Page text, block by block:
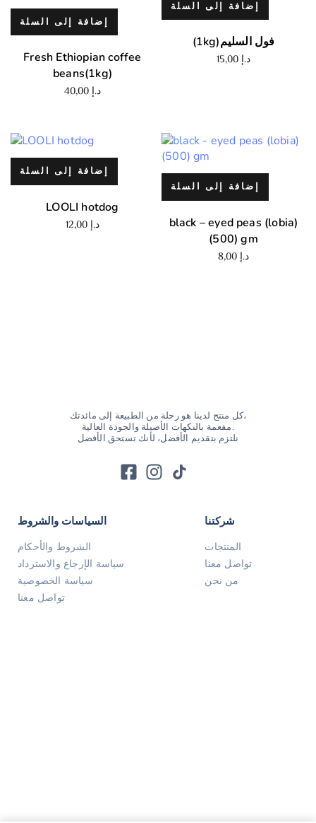
إضافة إلى السلة
Fresh Ethiopian coffee
beans(1kg)
40,00د.إ
إضافة إلى السلة
(1kg)فول السليم
15,00د.إ
إضافة إلى السلة
LOOLI hotdog
12,00د.إ
إضافة إلى السلة
black – eyed peas (lobia)
(500) gm
8,00د.إ
كل منتج لدينا هو رحلة من الطبيعة إلى مائدتك،
مفعمة بالنكهات الأصيلة والجودة العالية.
نلتزم بتقديم الأفضل، لأنك تستحق الأفضل
السياسات والشروط
الشروط والأحكام
سياسة الإرجاع والاسترداد
سياسة الخصوصية
تواصل معنا
شركتنا
المنتجات
تواصل معنا
من نحن